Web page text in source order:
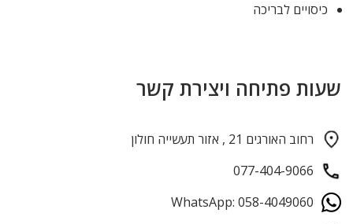
כיסויים לבריכה
שעות פתיחה ויצירת קשר
רחוב האורגים 21 , אזור תעשייה חולון
077-404-9066
WhatsApp: 058-4049060